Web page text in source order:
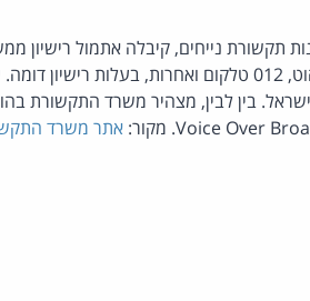
תקשורת נייחים, קיבלה אתמול רישיון
(מפ"א). בכך היא מצטרפת לבזק, הוט, 012 טלקום
בין לבין, מצהיר משרד התקשורת
אתר משרד